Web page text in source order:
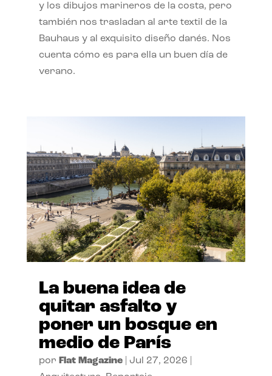
y los dibujos marineros de la costa, pero
también nos trasladan al arte textil de la
Bauhaus y al exquisito diseño danés. Nos
cuenta cómo es para ella un buen día de
verano.
La buena idea de
quitar asfalto y
poner un bosque en
medio de París
por Flat Magazine| Jul 27, 2026